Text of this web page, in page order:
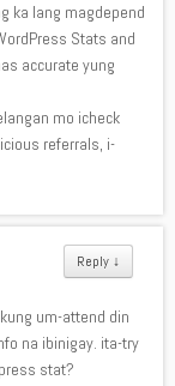
ka lang magdepend
Stats and
accurate yung
mo icheck
referrals, i-
Reply ↓
um-attend din
na ibinigay. ita-try
stat?